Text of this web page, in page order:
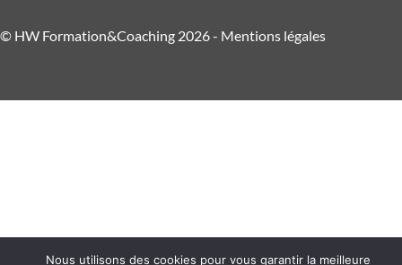
© HW Formation&Coaching 2026 - Mentions légales
Nous utilisons des cookies pour vous garantir la meilleure